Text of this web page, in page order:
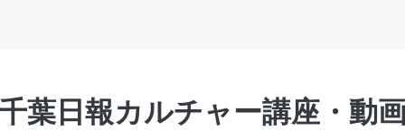
葉日報カルチャー講座・動